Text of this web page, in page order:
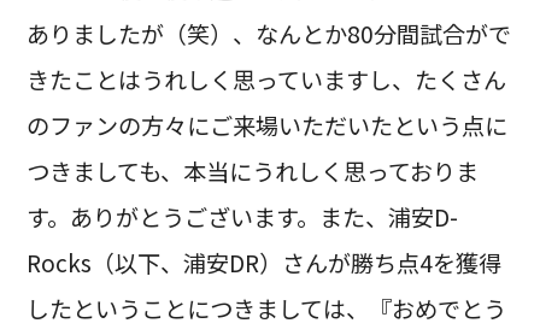
ありましたが（笑）、なんとか80分間試合がで
きたことはうれしく思っていますし、たくさん
のファンの方々にご来場いただいたという点に
つきましても、本当にうれしく思っておりま
す。ありがとうございます。また、浦安D-
Rocks（以下、浦安DR）さんが勝ち点4を獲得
したということにつきましては、『おめでとう